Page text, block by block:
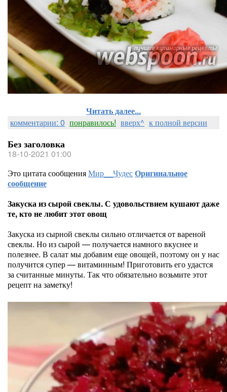
Читать далее...
комментарии: 0 понравилось! вверх^ к полной версии
Без заголовка
18-10-2021 01:00
Это цитата сообщенияМир__ЧудесОригинальное
сообщение
Закуска из сырой свеклы. С удовольствием кушают даже
те, кто не любит этот овощ
Закуска из сырной свеклы сильно отличается от вареной
свеклы. Но из сырой — получается намного вкуснее и
полезнее. В салат мы добавим еще овощей, поэтому он у нас
получится супер — витаминным! Приготовить его удастся
за считанные минуты. Так что обязательно возьмите этот
рецепт на заметку!